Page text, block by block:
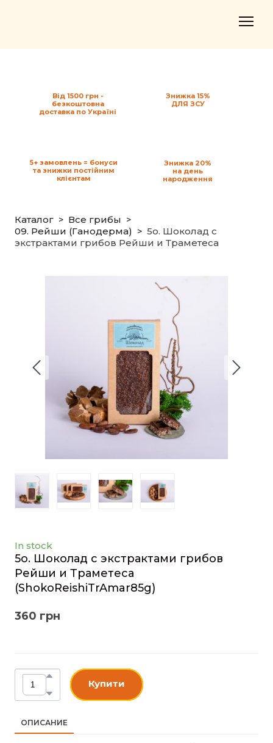
Знижка 15%
ДЛЯ ЗСУ
Від 1500 грн -
безкоштовна
доставка по Україні
5+ замовлень = бонуси
та знижки постійним
клієнтам
Знижка 20%
на день
народження
Каталог
Все грибы
09. Рейши (Ганодерма)
5o. Шоколад с
экстрактами грибов Рейши и Траметеса
In stock
5o. Шоколад с экстрактами грибов
Рейши и Траметеса
(ShokoReishiTrAmar85g)
360 грн
Купити
ОПИСАНИЕ